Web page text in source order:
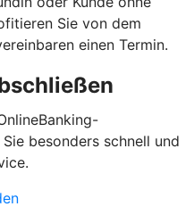
Sie von dem
einen Termin.
besonders schnell und